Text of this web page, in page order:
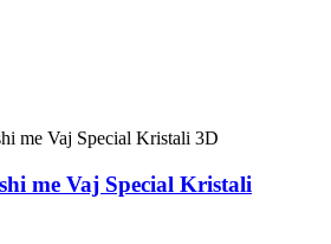
me Vaj Special Kristali